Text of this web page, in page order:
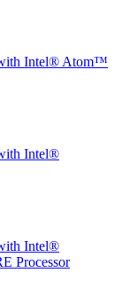
with Intel® Atom™
Intel®
Intel®
Processor